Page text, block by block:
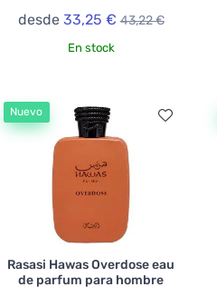
desde 33,25 € 43,22 €
En stock
Nuevo
Rasasi Hawas Overdose eau
de parfum para hombre